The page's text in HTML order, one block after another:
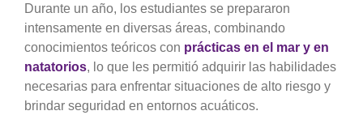
Durante un año, los estudiantes se prepararon
intensamente en diversas áreas, combinando
conocimientos teóricos con prácticas en el mar y en
natatorios, lo que les permitió adquirir las habilidades
necesarias para enfrentar situaciones de alto riesgo y
brindar seguridad en entornos acuáticos.